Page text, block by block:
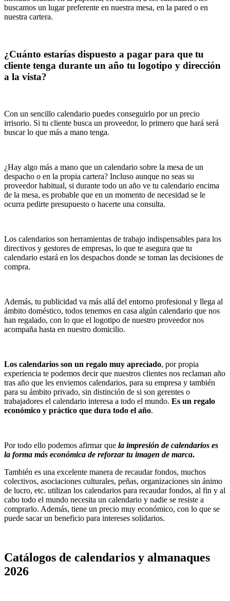
buscamos un lugar preferente en nuestra mesa, en la pared o en
nuestra cartera.
¿Cuánto estarías dispuesto a pagar para que tu
cliente tenga durante un año tu logotipo y dirección
a la vista?
Con un sencillo calendario puedes conseguirlo por un precio
irrisorio. Si tu cliente busca un proveedor, lo primero que hará será
buscar lo que más a mano tenga.
¿Hay algo más a mano que un calendario sobre la mesa de un
despacho o en la propia cartera? Incluso aunque no seas su
proveedor habitual, si durante todo un año ve tu calendario encima
de la mesa, es probable que en un momento de necesidad se le
ocurra pedirte presupuesto o hacerte una consulta.
Los calendarios son herramientas de trabajo indispensables para los
directivos y gestores de empresas, lo que te asegura que tu
calendario estará en los despachos donde se toman las decisiones de
compra.
Además, tu publicidad va más allá del entorno profesional y llega al
ámbito doméstico, todos tenemos en casa algún calendario que nos
han regalado, con lo que el logotipo de nuestro proveedor nos
acompaña hasta en nuestro domicilio.
Los calendarios son un regalo muy apreciado, por propia
experiencia te podemos decir que nuestros clientes nos reclaman año
tras año que les enviemos calendarios, para su empresa y también
para su ámbito privado, sin distinción de si son gerentes o
trabajadores el calendario interesa a todo el mundo. Es un regalo
económico y práctico que dura todo el año.
Por todo ello podemos afirmar que la impresión de calendarios es
la forma más económica de reforzar tu imagen de marca.
También es una excelente manera de recaudar fondos, muchos
colectivos, asociaciones culturales, peñas, organizaciones sin ánimo
de lucro, etc. utilizan los calendarios para recaudar fondos, al fin y al
cabo todo el mundo necesita un calendario y nadie se resiste a
comprarlo. Además, tiene un precio muy económico, con lo que se
puede sacar un beneficio para intereses solidarios.
Catálogos de calendarios y almanaques
2026